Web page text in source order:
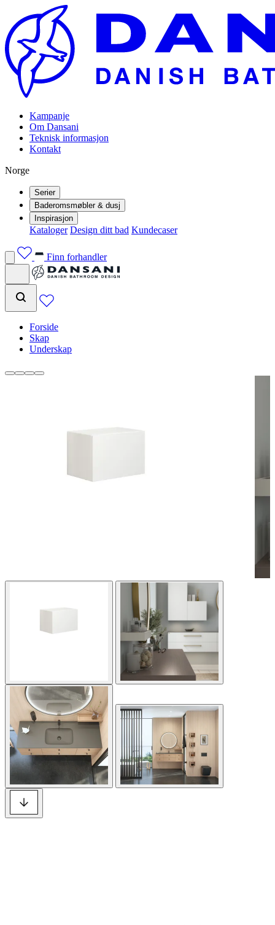
Kampanje
Om Dansani
Teknisk informasjon
Kontakt
Norge
Serier
Baderomsmøbler & dusj
Inspirasjon
Kataloger Design ditt bad Kundecaser
Finn forhandler
Forside
Skap
Underskap